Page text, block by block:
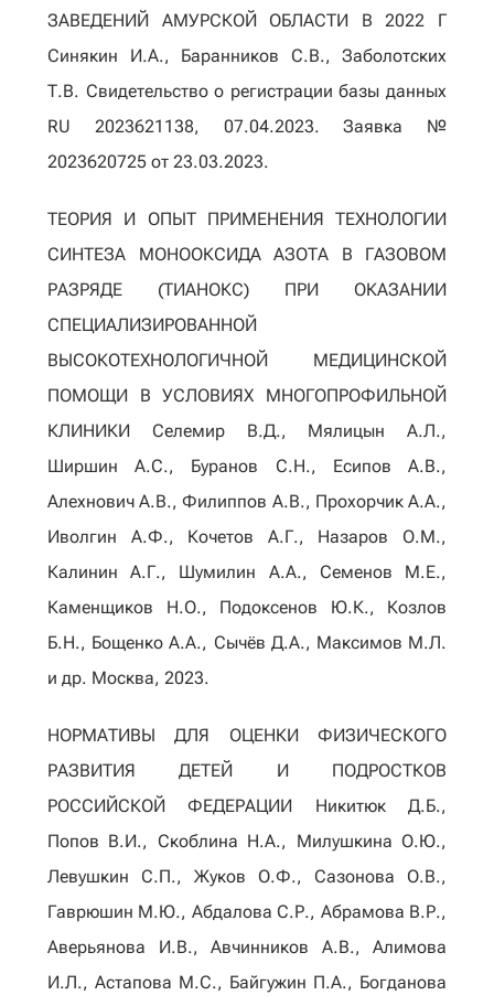
ЗАВЕДЕНИЙ АМУРСКОЙ ОБЛАСТИ В 2022 Г
Синякин И.А., Баранников С.В., Заболотских
Т.В. Свидетельство о регистрации базы данных
RU 2023621138, 07.04.2023. Заявка №
2023620725 от 23.03.2023.
ТЕОРИЯ И ОПЫТ ПРИМЕНЕНИЯ ТЕХНОЛОГИИ
СИНТЕЗА МОНООКСИДА АЗОТА В ГАЗОВОМ
РАЗРЯДЕ (ТИАНОКС) ПРИ ОКАЗАНИИ
СПЕЦИАЛИЗИРОВАННОЙ
ВЫСОКОТЕХНОЛОГИЧНОЙ МЕДИЦИНСКОЙ
ПОМОЩИ В УСЛОВИЯХ МНОГОПРОФИЛЬНОЙ
КЛИНИКИ Селемир В.Д., Мялицын А.Л.,
Ширшин А.С., Буранов С.Н., Есипов А.В.,
Алехнович А.В., Филиппов А.В., Прохорчик А.А.,
Иволгин А.Ф., Кочетов А.Г., Назаров О.М.,
Калинин А.Г., Шумилин А.А., Семенов М.Е.,
Каменщиков Н.О., Подоксенов Ю.К., Козлов
Б.Н., Бощенко А.А., Сычёв Д.А., Максимов М.Л.
и др. Москва, 2023.
НОРМАТИВЫ ДЛЯ ОЦЕНКИ ФИЗИЧЕСКОГО
РАЗВИТИЯ ДЕТЕЙ И ПОДРОСТКОВ
РОССИЙСКОЙ ФЕДЕРАЦИИ Никитюк Д.Б.,
Попов В.И., Скоблина Н.А., Милушкина О.Ю.,
Левушкин С.П., Жуков О.Ф., Сазонова О.В.,
Гаврюшин М.Ю., Абдалова С.Р., Абрамова В.Р.,
Аверьянова И.В., Авчинников А.В., Алимова
И.Л., Астапова М.С., Байгужин П.А., Богданова